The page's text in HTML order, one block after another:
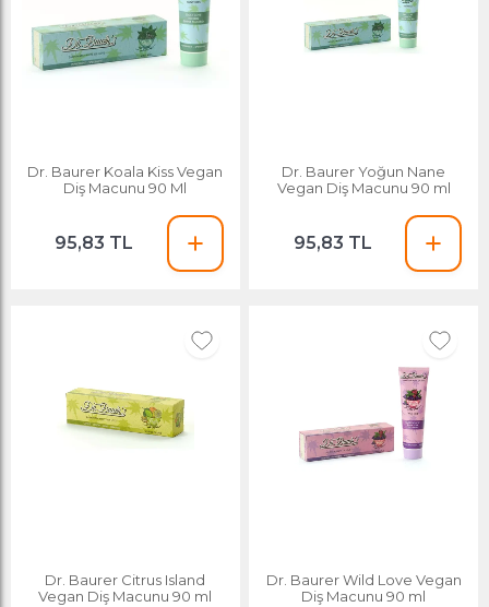
Dr. Baurer Koala Kiss Vegan
Diş Macunu 90 Ml
95,83 TL
Dr. Baurer Yoğun Nane
Vegan Diş Macunu 90 ml
95,83 TL
Dr. Baurer Citrus Island
Vegan Diş Macunu 90 ml
Dr. Baurer Wild Love Vegan
Diş Macunu 90 ml